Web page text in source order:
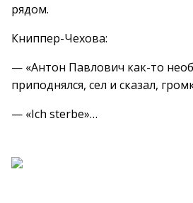
рядом.
Книппер-Чехова:
— «Антон Павлович как-то
приподнялся, сел и сказал,
— «Ich sterbe»…